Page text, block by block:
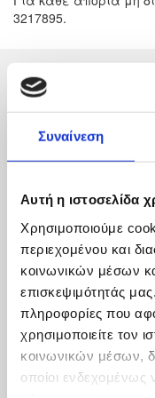
Συναίνεση
Αυτή η ιστοσελίδα
Χρησιμοποιούμε
περιεχομένου και
κοινωνικών μέσων
επισκεψιμότητάς
πληροφορίες που
χρησιμοποιείτε τον
κοινωνικών μέσων,
οποίοι ενδεχομένως
3217895.
Καλέστε
Προσφορές